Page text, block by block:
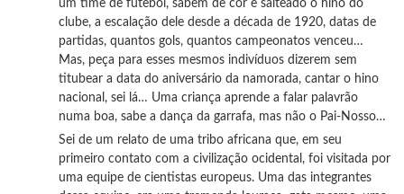
um time de futebol, sabem de cor e salteado o hino do
clube, a escalação dele desde a década de 1920, datas de
partidas, quantos gols, quantos campeonatos venceu…
Mas, peça para esses mesmos indivíduos dizerem sem
titubear a data do aniversário da namorada, cantar o hino
nacional, sei lá… Uma criança aprende a falar palavrão
numa boa, sabe a dança da garrafa, mas não o Pai-Nosso…
Sei de um relato de uma tribo africana que, em seu
primeiro contato com a civilização ocidental, foi visitada por
uma equipe de cientistas europeus. Uma das integrantes